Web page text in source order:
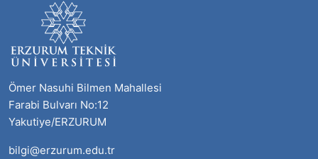
Ömer Nasuhi Bilmen Mahallesi
Farabi Bulvarı No:12
Yakutiye/ERZURUM
bilgi@erzurum.edu.tr